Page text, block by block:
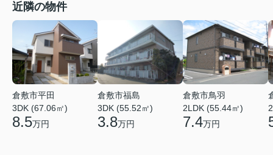
近隣の物件
倉敷市平田
3DK (67.06㎡)
8.5万円
倉敷市福島
3DK (55.52㎡)
3.8万円
倉敷市鳥羽
2LDK (55.44㎡)
7.4万円